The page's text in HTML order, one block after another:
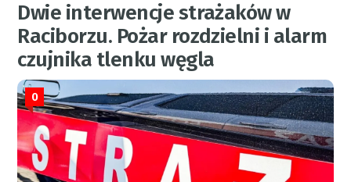
Dwie interwencje strażaków w
Raciborzu. Pożar rozdzielni i alarm
czujnika tlenku węgla
0